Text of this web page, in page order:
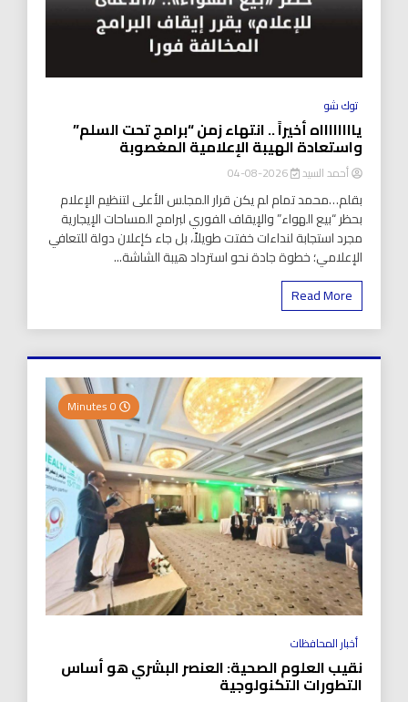
توك شو
يااااااااه أخيراً .. انتهاء زمن “برامج تحت السلم”
واستعادة الهيبة الإعلامية المغصوبة
أحمد السيد 2026-08-04
بقلم…محمد تمام لم يكن قرار المجلس الأعلى لتنظيم الإعلام
بحظر “بيع الهواء” والإيقاف الفوري لبرامج المساحات الإيجارية
مجرد استجابة لنداءات خفتت طويلاً، بل جاء كإعلان دولة للتعافي
الإعلامي؛ خطوة جادة نحو استرداد هيبة الشاشة...
Read More
أخبار المحافظات
نقيب العلوم الصحية: العنصر البشري هو أساس
التطورات التكنولوجية